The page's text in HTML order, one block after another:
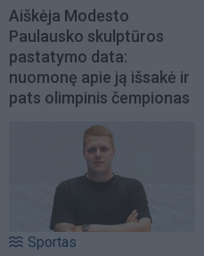
Aiškėja Modesto
Paulausko skulptūros
pastatymo data:
nuomonę apie ją išsakė ir
pats olimpinis čempionas
Sportas